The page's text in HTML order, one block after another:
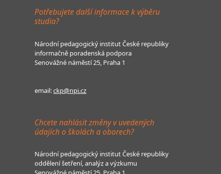
Potřebujete další informace k výběru
studia?
Národní pedagogický institut České republiky
informačně poradenská podpora
Senovážné náměstí 25, Praha 1
email:ckp@npi.cz
Chcete nahlásit změny v uvedených
údajích o školách a oborech?
Národní pedagogický institut České republiky
oddělení šetření, analýz a výzkumu